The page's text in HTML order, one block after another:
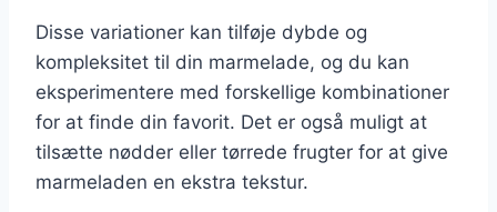
Disse variationer kan tilføje dybde og
kompleksitet til din marmelade, og du kan
eksperimentere med forskellige kombinationer
for at finde din favorit. Det er også muligt at
tilsætte nødder eller tørrede frugter for at give
marmeladen en ekstra tekstur.